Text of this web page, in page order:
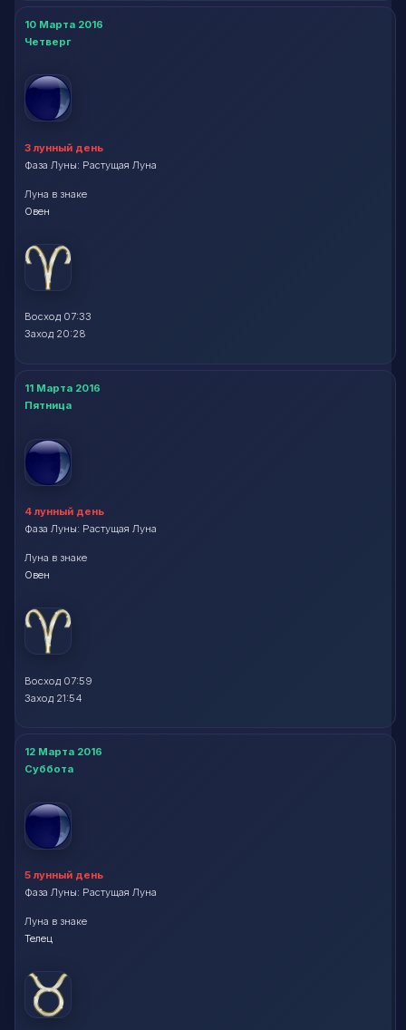
10 Марта 2016
Четверг
3 лунный день
Фаза Луны: Растущая Луна
Луна в знаке
Овен
Восход 07:33
Заход 20:28
11 Марта 2016
Пятница
4 лунный день
Фаза Луны: Растущая Луна
Луна в знаке
Овен
Восход 07:59
Заход 21:54
12 Марта 2016
Суббота
5 лунный день
Фаза Луны: Растущая Луна
Луна в знаке
Телец